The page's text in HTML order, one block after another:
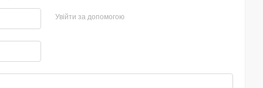
Увійти за допомогою